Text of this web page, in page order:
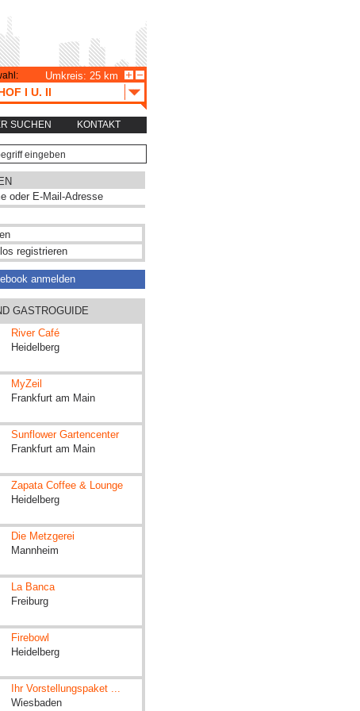
SUCHEN KONTAKT
Umkreis: 25 km
I U. II
registrieren
anmelden
GASTROGUIDE
River Café
Heidelberg
MyZeil
Frankfurt am Main
Sunflower Gartencenter
Frankfurt am Main
Zapata Coffee & Lounge
Heidelberg
Die Metzgerei
Mannheim
La Banca
Freiburg
Firebowl
Heidelberg
Ihr Vorstellungspaket ...
Wiesbaden